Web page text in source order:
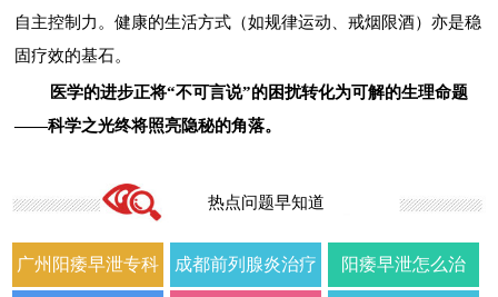
自主控制力。健康的生活方式（如规律运动、戒烟限酒）亦是稳
固疗效的基石。
医学的进步正将“不可言说”的困扰转化为可解的生理命题
——科学之光终将照亮隐秘的角落。
热点问题早知道
广州阳痿早泄专科 成都前列腺炎治疗 阳痿早泄怎么治